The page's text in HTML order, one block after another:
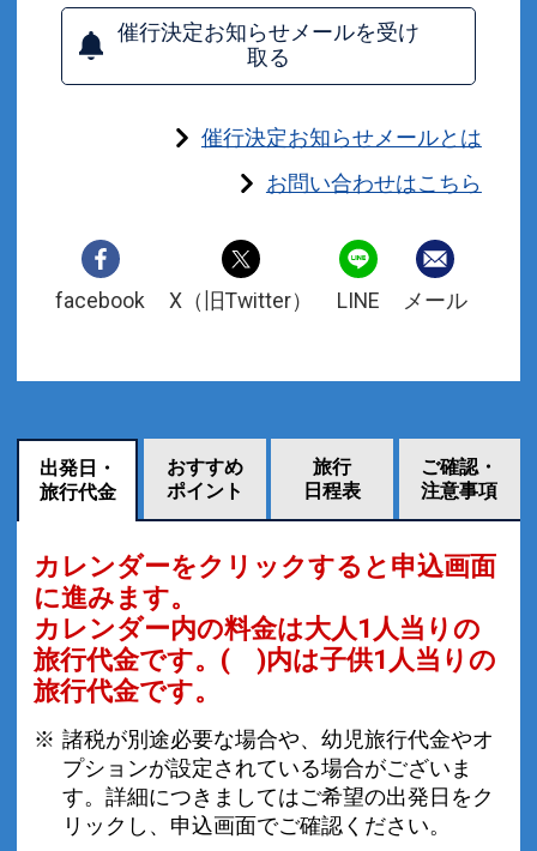
催行決定お知らせメールを受け
取る
催行決定お知らせメールとは
お問い合わせはこちら
facebook X（旧Twitter） LINE メール
出発日・
旅行代金
おすすめ
ポイント
旅行
日程表
ご確認・
注意事項
カレンダーをクリックすると申込画面
に進みます。
カレンダー内の料金は大人1人当りの
旅行代金です。 ( )内は子供1人当りの
旅行代金です。
諸税が別途必要な場合や、幼児旅行代金やオ
プションが設定されている場合がございま
す。詳細につきましてはご希望の出発日をク
リックし、申込画面でご確認ください。